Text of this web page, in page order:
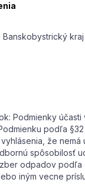
Banskobystrický kraj
Podmienky
podľa
že
spôsobilosť
odpadov
iným vecne